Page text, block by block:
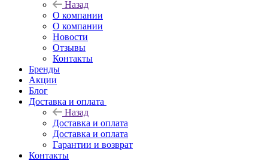
Назад
О компании
О компании
Новости
Отзывы
Контакты
Бренды
Акции
Блог
Доставка и оплата
Назад
Доставка и оплата
Доставка и оплата
Гарантии и возврат
Контакты